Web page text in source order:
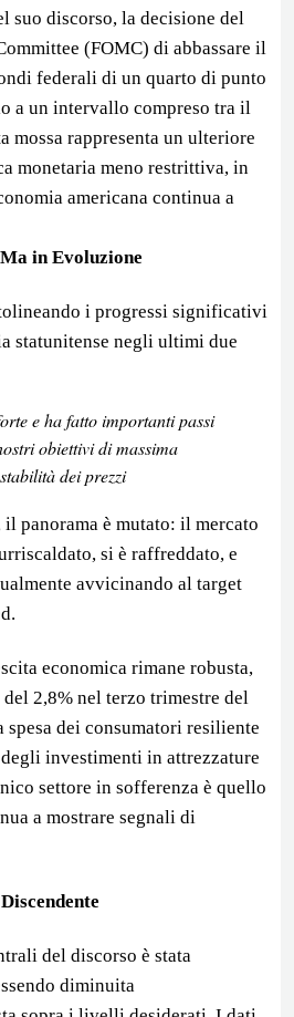
suo discorso, la decisione del
(FOMC) di abbassare il
federali di un quarto di punto
a un intervallo compreso tra il
mossa rappresenta un ulteriore
monetaria meno restrittiva, in
americana continua a
in Evoluzione
i progressi significativi
statunitense negli ultimi due
e ha fatto importanti passi
obiettivi di massima
dei prezzi
panorama è mutato: il mercato
si è raffreddato, e
avvicinando al target
economica rimane robusta,
2,8% nel terzo trimestre del
spesa dei consumatori resiliente
investimenti in attrezzature
settore in sofferenza è quello
a mostrare segnali di
del discorso è stata
diminuita